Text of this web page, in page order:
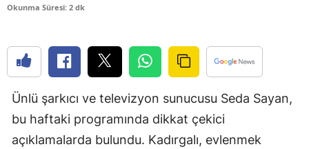
Denizli
Diyarbakır
Edirne
Elazığ
Okunma Süresi: 2 dk
Ünlü şarkıcı ve televizyon sunucusu Seda Sayan,
bu haftaki programında dikkat çekici
açıklamalarda bulundu. Kadırgalı, evlenmek